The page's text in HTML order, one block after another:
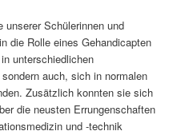
unserer Schülerinnen und
die Rolle eines Gehandicapten
unterschiedlichen
auch, sich in normalen
Zusätzlich konnten sie sich
die neusten Errungenschaften
und -technik